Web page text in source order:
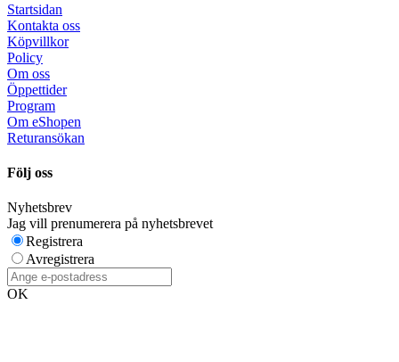
Startsidan
Kontakta oss
Köpvillkor
Policy
Om oss
Öppettider
Program
Om eShopen
Returansökan
Följ oss
Nyhetsbrev
Jag vill prenumerera på nyhetsbrevet
Registrera
Avregistrera
OK